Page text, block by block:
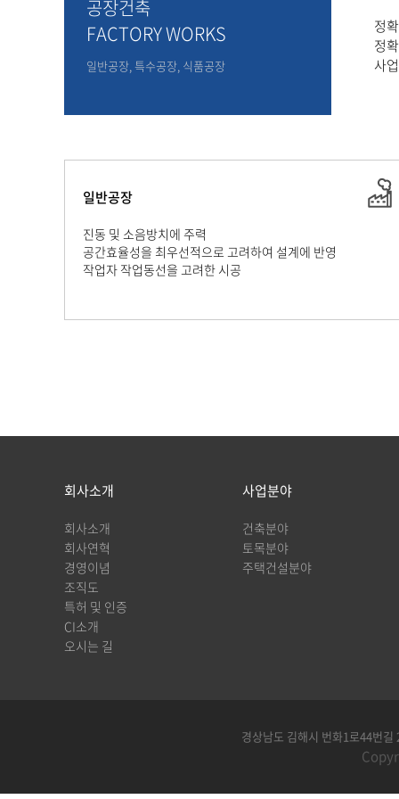
공장건축
FACTORY WORKS
일반공장, 특수공장, 식품공장
정
정
사
일반공장
진동 및 소음방치에 주력
공간효율성을 최우선적으로 고려하여 설계에 반영
작업자 작업동선을 고려한 시공
회사소개
회사소개
회사연혁
경영이념
조직도
특허 및 인증
CI소개
오시는 길
사업분야
건축분야
토목분야
주택건설분야
경상남도 김해시 번화1로44번